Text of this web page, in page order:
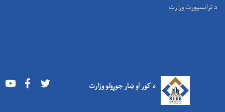
د ترانسپورت وزارت
د کور او ښار جوړولو وزارت Youtube Facebook